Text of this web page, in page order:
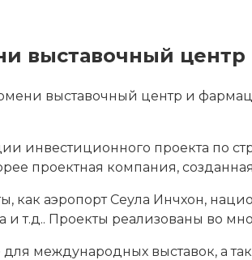
выставочный
выставочный центр и
инвестиционного проекта по
проектная компания, созданная
как аэропорт Сеула Инчхон,
т.д.. Проекты реализованы во
международных выставок, а